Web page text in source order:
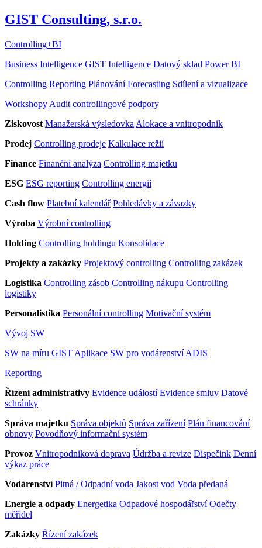
GIST Consulting, s.r.o.
Controlling+BI
Business Intelligence GIST Intelligence Datový sklad Power BI
Controlling Reporting Plánování Forecasting Sdílení a vizualizace
Workshopy Audit controllingové podpory
Ziskovost Manažerská výsledovka Alokace a vnitropodnik
Prodej Controlling prodeje Kalkulace režií
Finance Finanční analýza Controlling majetku
ESG ESG reporting Controlling energií
Cash flow Platební kalendář Pohledávky a závazky
Výroba Výrobní controlling
Holding Controlling holdingu Konsolidace
Projekty a zakázky Projektový controlling Controlling zakázek
Logistika Controlling zásob Controlling nákupu Controlling
logistiky
Personalistika Personální controlling Motivační systém
Vývoj SW
SW na míru GIST Aplikace SW pro vodárenství ADIS
Reporting
Řízení administrativy Evidence událostí Evidence smluv Datové
schránky
Správa majetku Správa objektů Správa zařízení Plán financování
obnovy Povodňový informační systém
Provoz Vnitropodniková doprava Údržba a revize Dispečink Denní
výkaz práce
Vodárenství Pitná / Odpadní voda Jakost vod Voda předaná
Energie a odpady Energetika Odpadové hospodářství Odečty
měřidel
Zakázky Řízení zakázek